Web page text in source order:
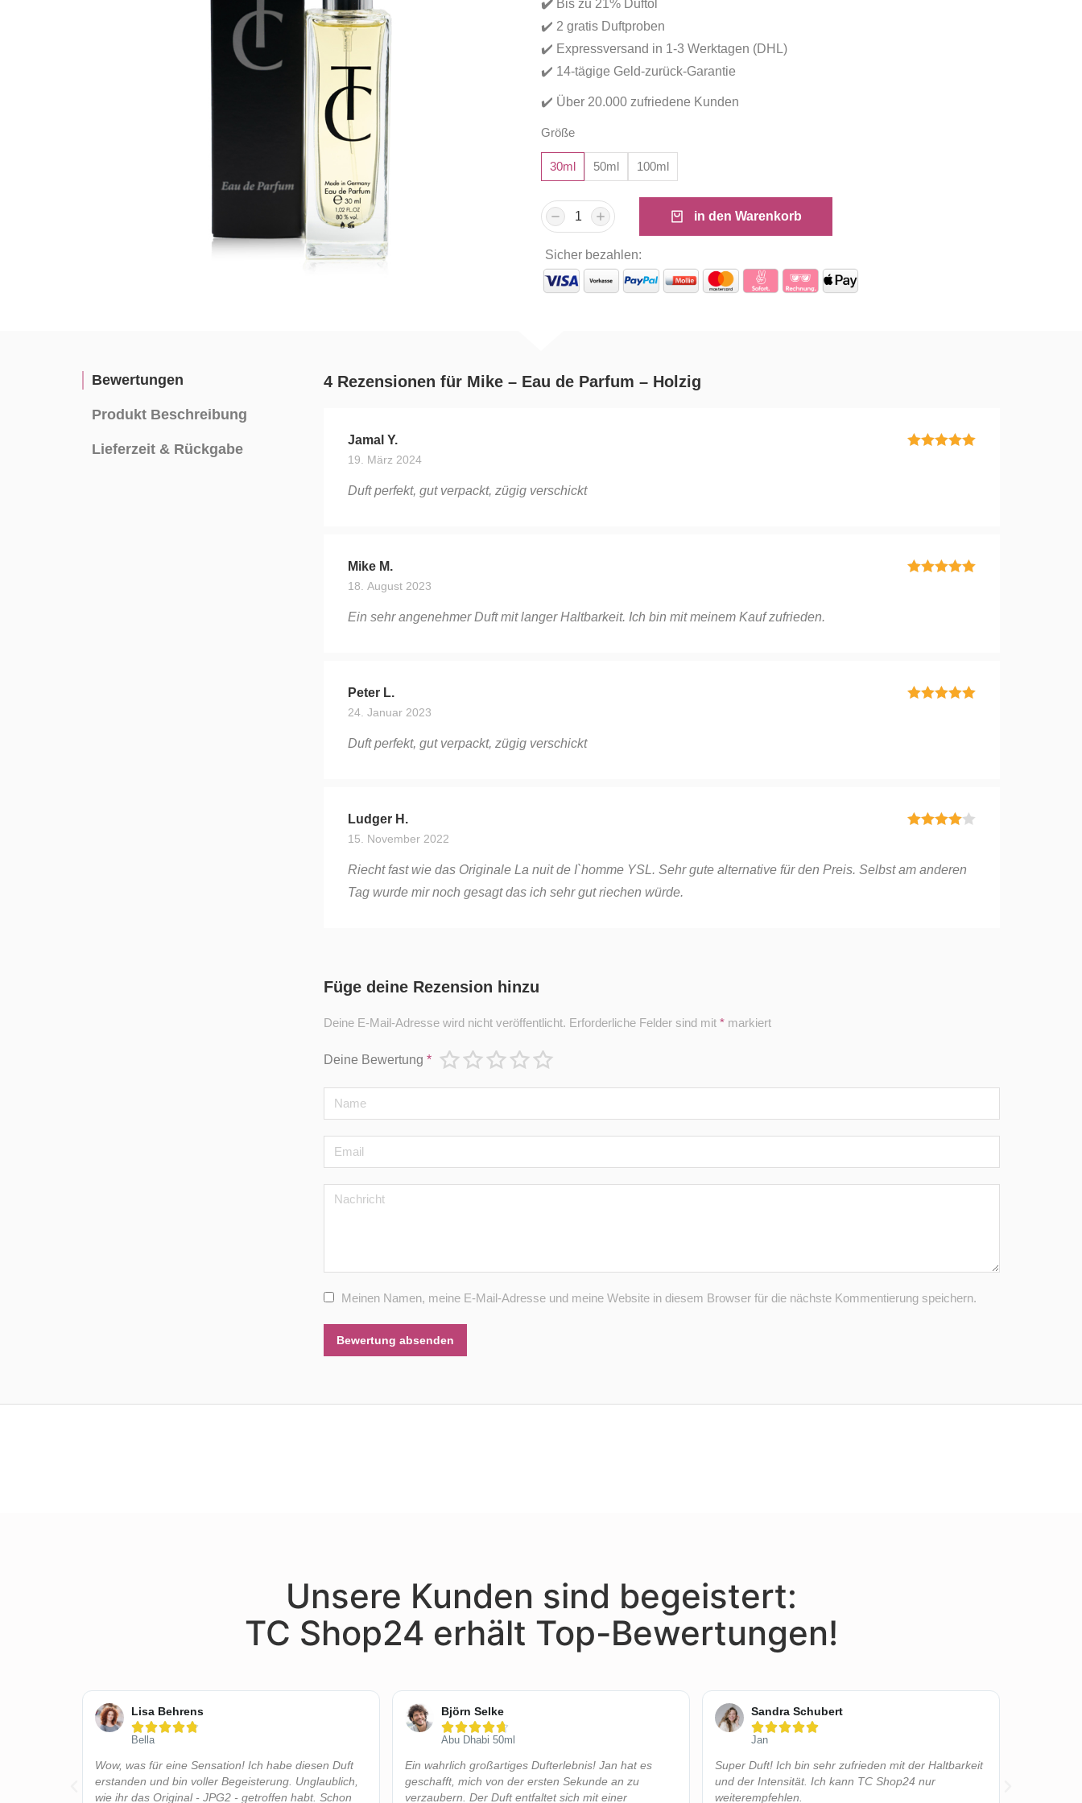
✔️ Bis zu 21% Duftöl
✔️ 2 gratis Duftproben
✔️ Expressversand in 1-3 Werktagen (DHL)
✔️ 14-tägige Geld-zurück-Garantie
✔️ Über 20.000 zufriedene Kunden
Größe
30ml 50ml 100ml
in den Warenkorb
Sicher bezahlen:
Bewertungen
Produkt Beschreibung
Lieferzeit & Rückgabe
4 Rezensionen für Mike – Eau de Parfum – Holzig
Jamal Y.
19. März 2024
Duft perfekt, gut verpackt, zügig verschickt
Mike M.
18. August 2023
Ein sehr angenehmer Duft mit langer Haltbarkeit. Ich bin mit meinem Kauf zufrieden.
Peter L.
24. Januar 2023
Duft perfekt, gut verpackt, zügig verschickt
5
Ludger H.
15. November 2022
Riecht fast wie das Originale La nuit de I`homme YSL. Sehr gute alternative für den Preis. Selbst am anderen
Tag wurde mir noch gesagt das ich sehr gut riechen würde.
Füge deine Rezension hinzu
Deine E-Mail-Adresse wird nicht veröffentlicht. Erforderliche Felder sind mit * markiert
Deine Bewertung *
Meinen Namen, meine E-Mail-Adresse und meine Website in diesem Browser für die nächste Kommentierung speichern.
Bewertung absenden
Unsere Kunden sind begeistert:
TC Shop24 erhält Top-Bewertungen!
Lisa Behrens

Bella
Wow, was für eine Sensation! Ich habe diesen Duft
erstanden und bin voller Begeisterung. Unglaublich,
wie ihr das Original - JPG2 - getroffen habt. Schon
Björn Selke

Abu Dhabi 50ml
Ein wahrlich großartiges Dufterlebnis! Jan hat es
geschafft, mich von der ersten Sekunde an zu
verzaubern. Der Duft entfaltet sich mit einer
Sandra Schubert

Jan
Super Duft! Ich bin sehr zufrieden mit der Haltbarkeit
und der Intensität. Ich kann TC Shop24 nur
weiterempfehlen.